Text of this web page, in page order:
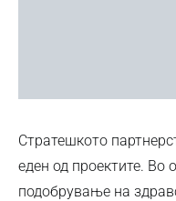
Стратешкото
еден од проектите. Во
подобрување на